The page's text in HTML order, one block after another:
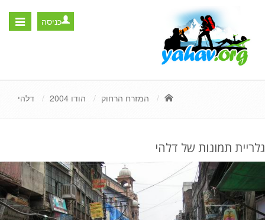
Toggle
כניסה
המזרח הרחוק הודו 2004 דלהי
גלריית תמונות של דלהי